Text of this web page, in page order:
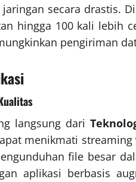
secara drastis.
hingga 100 kali lebih
pengiriman
langsung dari
menikmati
file besar
aplikasi berbasis